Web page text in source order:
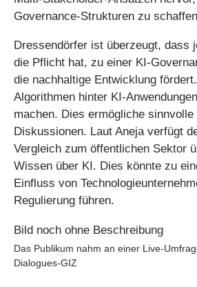
Governance-Strukturen zu
Dressendörfer ist überzeugt, dass
die Pflicht hat, zu einer KI-
die nachhaltige Entwicklung
Algorithmen hinter KI-
machen. Dies ermögliche sinnvolle
Diskussionen. Laut Aneja verfügt
Vergleich zum öffentlichen Sektor
Wissen über KI. Dies könnte zu
Einfluss von
Regulierung führen.
Das Publikum nahm an einer Live-
Dialogues-GIZ